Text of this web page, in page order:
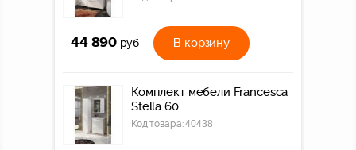
44 890 руб В корзину
Комплект мебели Francesca
Stella 60
Код товара:40438